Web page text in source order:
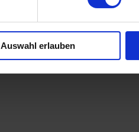
Auswahl erlauben